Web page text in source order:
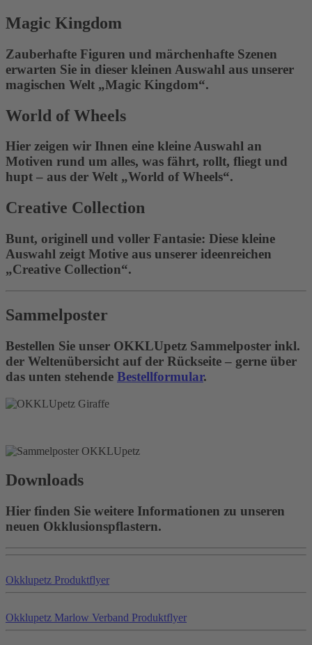
Magic Kingdom
Zauberhafte Figuren und märchenhafte Szenen
erwarten Sie in dieser kleinen Auswahl aus unserer
magischen Welt „Magic Kingdom“.
World of Wheels
Hier zeigen wir Ihnen eine kleine Auswahl an
Motiven rund um alles, was fährt, rollt, fliegt und
hupt – aus der Welt „World of Wheels“.
Creative Collection
Bunt, originell und voller Fantasie: Diese kleine
Auswahl zeigt Motive aus unserer ideenreichen
„Creative Collection“.
Sammelposter
Bestellen Sie unser OKKLUpetz Sammelposter inkl.
der Weltenübersicht auf der Rückseite – gerne über
das unten stehende Bestellformular.
Downloads
Hier finden Sie weitere Informationen zu unseren
neuen Okklusionspflastern.
Okklupetz Produktflyer
Okklupetz Marlow Verband Produktflyer